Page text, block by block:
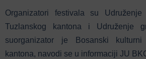
Organizatori festivala su
Tuzlanskog kantona i Udruženje
suorganizator je Bosanski kulturni
kantona, navodi se u informaciji JU